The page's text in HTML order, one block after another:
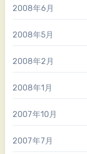
2008年6月
2008年5月
2008年2月
2008年1月
2007年10月
2007年7月